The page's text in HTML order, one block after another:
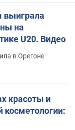
выиграла
на
U20. Видео
в Орегоне
красоты и
косметологии: